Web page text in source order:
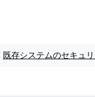
既存システムのセキュ